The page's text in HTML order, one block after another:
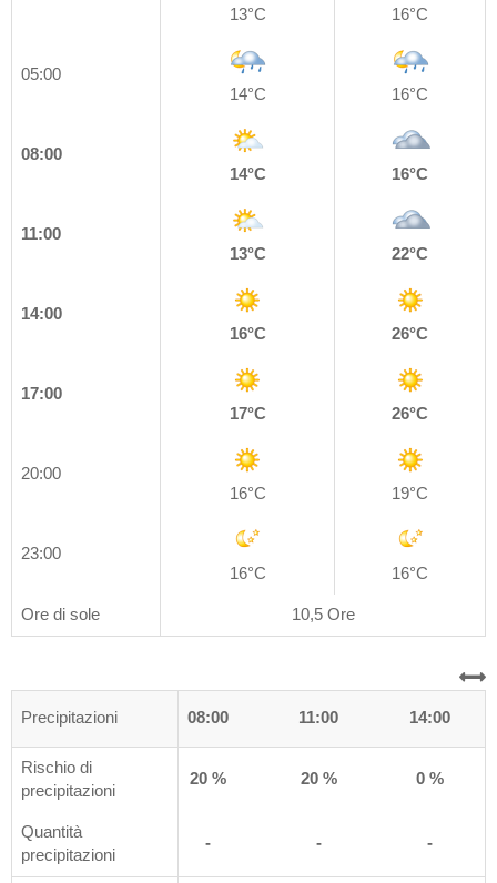
13°C
16°C
05:00
14°C
16°C
08:00
14°C
16°C
11:00
13°C
22°C
14:00
16°C
26°C
17:00
17°C
26°C
20:00
16°C
19°C
23:00
16°C
16°C
Ore di sole 10,5 Ore
Precipitazioni
05:00 08:00 11:00 14:00
Rischio di
precipitazioni
70 % 20 % 20 % 0 %
Quantità
precipitazioni
1 l /m² - - -